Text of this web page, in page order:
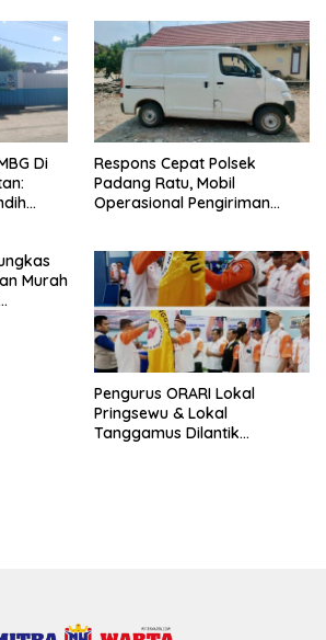
Di
Respons Cepat Polsek
Padang Ratu, Mobil
Operasional Pengiriman
Kurang dari 30 Menit
Murah
Pengurus ORARI Lokal
Pringsewu & Lokal
Tanggamus Dilantik